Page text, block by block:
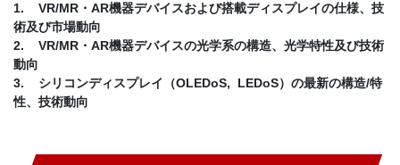
1. VR/MR・AR機器デバイスおよび搭載ディスプレイの仕様、技
術及び市場動向
2. VR/MR・AR機器デバイスの光学系の構造、光学特性及び技術
動向
3. シリコンディスプレイ（OLEDoS, LEDoS）の最新の構造/特
性、技術動向